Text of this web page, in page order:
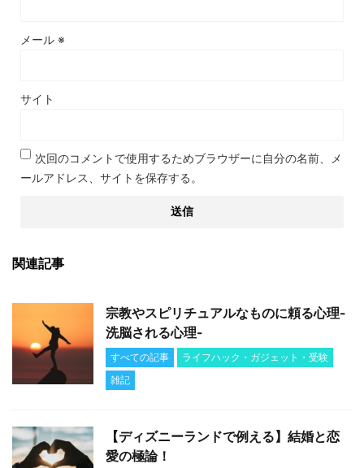
メール ※
サイト
次回のコメントで使用するためブラウザーに自分の名前、メ
ールアドレス、サイトを保存する。
関連記事
宗教やスピリチュアルなものに頼る心理-
洗脳される心理-
すべての記事
ライフハック・ガジェット・受験
雑記
【ディズニーランドで例える】結婚と恋
愛の極論！